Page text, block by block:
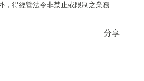
，得經營法令非禁止或限制之業務
分享